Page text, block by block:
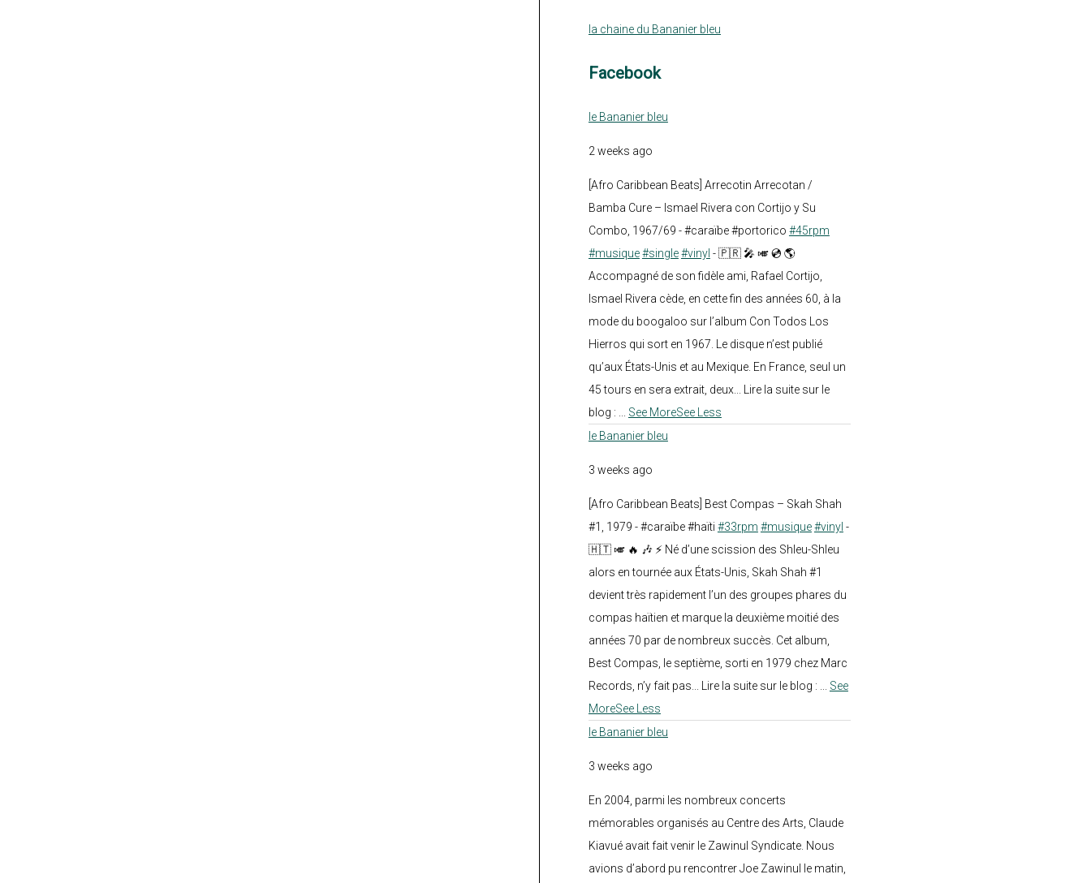
la chaine du Bananier bleu
Facebook
le Bananier bleu
2 weeks ago
[Afro Caribbean Beats] Arrecotin Arrecotan /
Bamba Cure – Ismael Rivera con Cortijo y Su
Combo, 1967/69 - #caraïbe #portorico #45rpm
#musique#single#vinyl - 🇵🇷 🎤 🎺 💿 🌎
Accompagné de son fidèle ami, Rafael Cortijo,
Ismael Rivera cède, en cette fin des années 60, à la
mode du boogaloo sur l’album Con Todos Los
Hierros qui sort en 1967. Le disque n’est publié
qu’aux États-Unis et au Mexique. En France, seul un
45 tours en sera extrait, deux... Lire la suite sur le
blog :
See MoreSee Less
le Bananier bleu
3 weeks ago
[Afro Caribbean Beats] Best Compas – Skah Shah
#1, 1979 - #caraïbe #haïti #33rpm #musique#vinyl -
🇭🇹 🎺 🔥 🎶 ⚡ Né d’une scission des Shleu-Shleu
alors en tournée aux États-Unis, Skah Shah #1
devient très rapidement l’un des groupes phares du
compas haïtien et marque la deuxième moitié des
années 70 par de nombreux succès. Cet album,
Best Compas, le septième, sorti en 1979 chez Marc
Records, n’y fait pas... Lire la suite sur le blog :
See
MoreSee Less
le Bananier bleu
3 weeks ago
En 2004, parmi les nombreux concerts
mémorables organisés au Centre des Arts, Claude
Kiavué avait fait venir le Zawinul Syndicate. Nous
avions d’abord pu rencontrer Joe Zawinul le matin,